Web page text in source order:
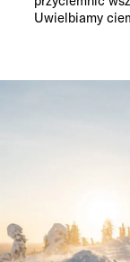
Uwielbiamy